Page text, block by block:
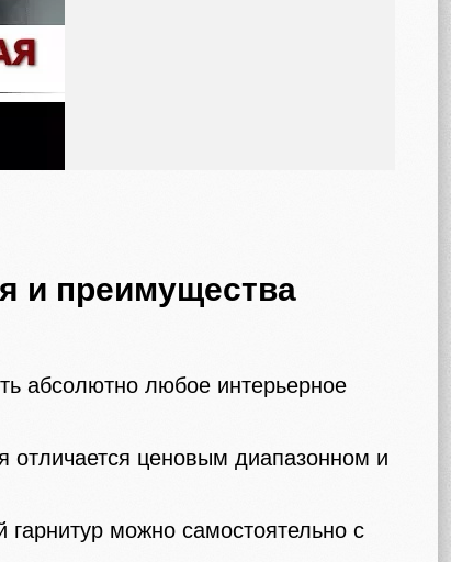
и преимущества
абсолютно любое интерьерное
ценовым диапазонном и
можно самостоятельно с